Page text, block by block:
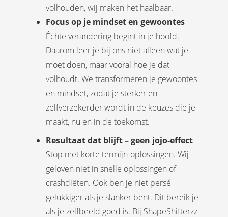
volhouden, wij maken het haalbaar.
Focus op je mindset en gewoontes
Échte verandering begint in je hoofd.
Daarom leer je bij ons niet alleen wat je
moet doen, maar vooral hoe je dat
volhoudt. We transformeren je gewoontes
en mindset, zodat je sterker en
zelfverzekerder wordt in de keuzes die je
maakt, nu en in de toekomst.
Resultaat dat blijft – geen jojo-effect
Stop met korte termijn-oplossingen. Wij
geloven niet in snelle oplossingen of
crashdiëten. Ook ben je niet persé
gelukkiger als je slanker bent. Dit bereik je
als je zelfbeeld goed is. Bij ShapeShifterzz